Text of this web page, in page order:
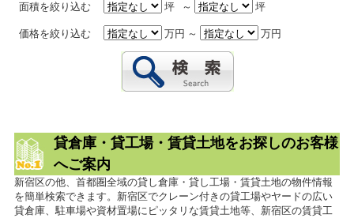
面積を絞り込む 坪 ～ 坪
価格を絞り込む 万円 ～ 万円
貸倉庫・貸工場・賃貸土地をお探しのお客様
へご案内
新宿区の他、首都圏全域の貸し倉庫・貸し工場・賃貸土地の物件情報
を簡単検索できます。新宿区でクレーン付きの貸工場やヤードの広い
貸倉庫、駐車場や資材置場にピッタリな賃貸土地等、新宿区の賃貸工